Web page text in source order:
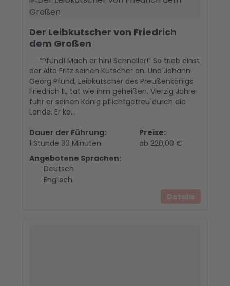
Der Leibkutscher von Friedrich
dem Großen
“Pfund! Mach er hin! Schneller!” So trieb einst
der Alte Fritz seinen Kutscher an. Und Johann
Georg Pfund, Leibkutscher des Preußenkönigs
Friedrich II., tat wie ihm geheißen. Vierzig Jahre
fuhr er seinen König pflichtgetreu durch die
Lande. Er ka...
Dauer der Führung:
1 Stunde 30 Minuten
Angebotene Sprachen:
Deutsch
Englisch
Preise:
ab 220,00 €
Details